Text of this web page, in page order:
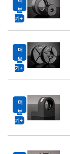
보
기
더
보
기
더
보
기